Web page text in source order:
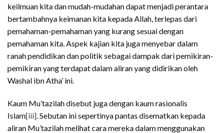
keilmuan kita dan mudah-mudahan dapat menjadi perantara
bertambahnya keimanan kita kepada Allah, terlepas dari
pemahaman-pemahaman yang kurang sesuai dengan
pemahaman kita. Aspek kajian kita juga menyebar dalam
ranah pendidikan dan politik sebagai dampak dari pemikiran-
pemikiran yang terdapat dalam aliran yang didirikan oleh
Washal ibn Atha’ ini.
Kaum Mu’tazilah disebut juga dengan kaum rasionalis
Islam[iii] . Sebutan ini sepertinya pantas disematkan kepada
aliran Mu’tazilah melihat cara mereka dalam menggunakan